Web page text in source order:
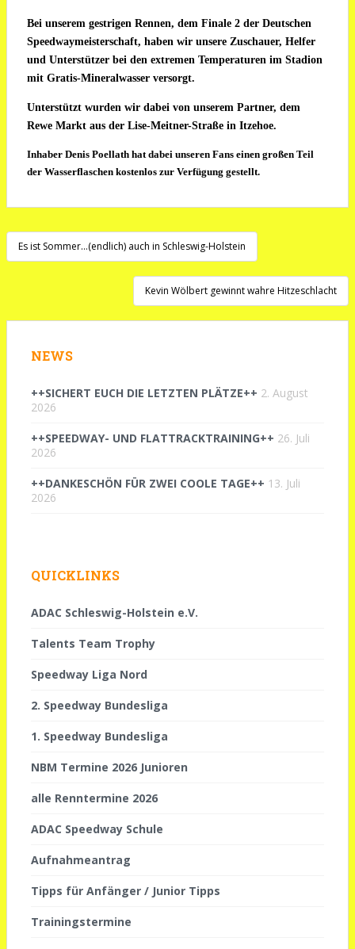
Bei unserem gestrigen Rennen, dem Finale 2 der Deutschen
Speedwaymeisterschaft, haben wir unsere Zuschauer, Helfer
und Unterstützer bei den extremen Temperaturen im Stadion
mit Gratis-Mineralwasser versorgt.
Unterstützt wurden wir dabei von unserem Partner, dem
Rewe Markt aus der Lise-Meitner-Straße in Itzehoe.
Inhaber Denis Poellath hat dabei unseren Fans einen großen Teil
der Wasserflaschen kostenlos zur Verfügung gestellt.
Beitragsnavigation
Es ist Sommer…(endlich) auch in Schleswig-Holstein
Kevin Wölbert gewinnt wahre Hitzeschlacht
NEWS
++SICHERT EUCH DIE LETZTEN PLÄTZE++ 2. August
2026
++SPEEDWAY- UND FLATTRACKTRAINING++ 26. Juli
2026
++DANKESCHÖN FÜR ZWEI COOLE TAGE++ 13. Juli
2026
QUICKLINKS
ADAC Schleswig-Holstein e.V.
Talents Team Trophy
Speedway Liga Nord
2. Speedway Bundesliga
1. Speedway Bundesliga
NBM Termine 2026 Junioren
alle Renntermine 2026
ADAC Speedway Schule
Aufnahmeantrag
Tipps für Anfänger / Junior Tipps
Trainingstermine